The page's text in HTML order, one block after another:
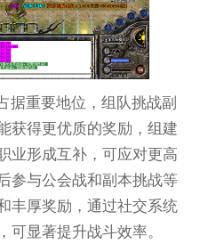
据重要地位，组队挑战副
获得更优质的奖励，组建
业形成互补，可应对更高
参与公会战和副本挑战等
丰厚奖励，通过社交系统
可显著提升战斗效率。